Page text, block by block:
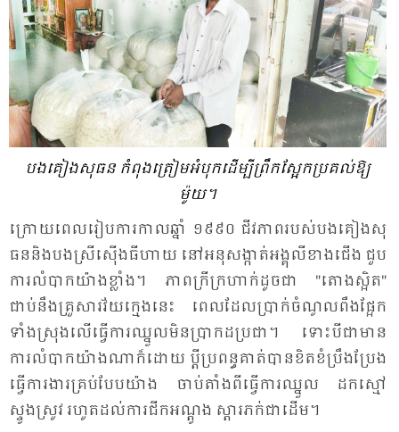
បង​គៀង​សុធន​ កំ​ពុង​ត្រៀម​អំ​បុក​ដើម្បី​ព្រឹក​ស្អែក​ប្រ​គល់​ឱ្យ​
ម៉ូយ។
ក្រោយ​ពេល​រៀប​ការ​កាល​ឆ្នាំ ១៩៩០ ជីវ​ភាព​របស់​បង​គៀង​សុ​
ធន​និង​បង​ស្រី​ស៊ើង​ធី​ហាយ នៅ​អនុ​សង្កាត់​អង្គុ​លី​ខាង​ជើង ជួប​
ការ​លំ​បាក​យ៉ាង​ខ្លាំង។ ភាព​ក្រី​ក្រ​ហាក់​ដូច​ជា "តោង​ស្អិត"
ជាប់​នឹង​គ្រួ​សារ​វ័យ​ក្មេង​នេះ ពេល​ដែល​ប្រាក់​ចំ​ណូល​ពឹង​ផ្អែក​
ទាំង​ស្រុង​លើ​ធ្វើ​ការ​ឈ្នួល​មិន​ប្រា​កដ​ប្រ​ជា។ ទោះ​បី​ជា​មាន​
ការ​លំ​បាក​យ៉ាង​ណា​ក៏​ដោយ​ ប្តី​ប្រ​ពន្ធ​គាត់​បាន​ខិត​ខំ​ប្រឹង​ប្រែង​
ធ្វើ​ការ​ងារ​គ្រប់​បែប​យ៉ាង ចាប់​តាំង​ពី​ធ្វើ​ការ​ឈ្នួល ដក​ស្មៅ
ស្ទូង​ស្រូវ រហូត​ដល់​ការ​ជីក​អណ្ដូង ស្តារ​ភក់​ជា​ដើម។